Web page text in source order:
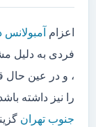
اعزام
فردی به دلیل
، و در عین حال
را نیز داشته
جنوب تهران